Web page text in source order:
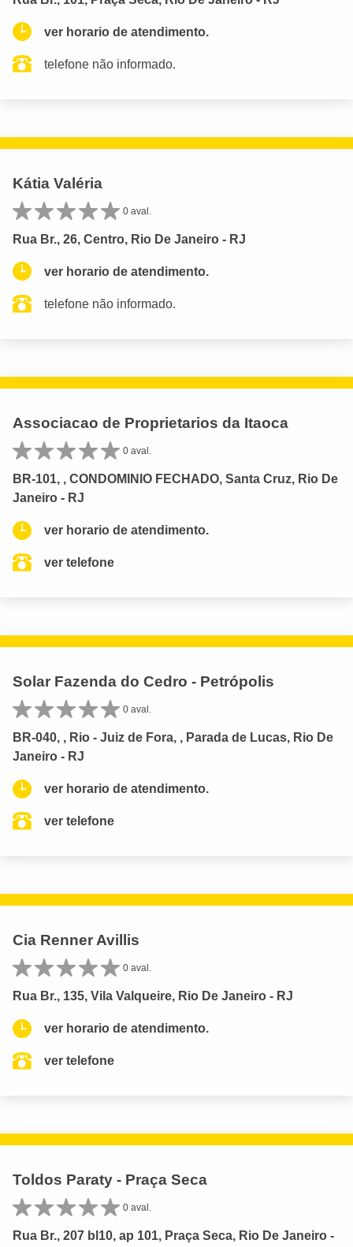
ver horario de atendimento.
telefone não informado.
Kátia Valéria
0 aval.
Rua Br., 26, Centro, Rio De Janeiro - RJ
ver horario de atendimento.
telefone não informado.
Associacao de Proprietarios da Itaoca
0 aval.
BR-101, , CONDOMINIO FECHADO, Santa Cruz, Rio De
Janeiro - RJ
ver horario de atendimento.
ver telefone
Solar Fazenda do Cedro - Petrópolis
0 aval.
BR-040, , Rio - Juiz de Fora, , Parada de Lucas, Rio De
Janeiro - RJ
ver horario de atendimento.
ver telefone
Cia Renner Avillis
0 aval.
Rua Br., 135, Vila Valqueire, Rio De Janeiro - RJ
ver horario de atendimento.
ver telefone
Toldos Paraty - Praça Seca
0 aval.
Rua Br., 207 bl10, ap 101, Praça Seca, Rio De Janeiro -